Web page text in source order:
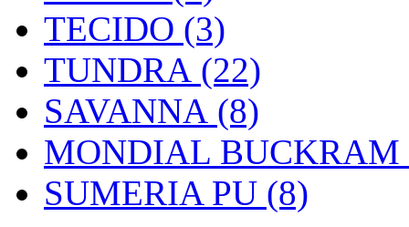
TECIDO (3)
TUNDRA (22)
SAVANNA (8)
MONDIAL BUCKRAM
SUMERIA PU (8)